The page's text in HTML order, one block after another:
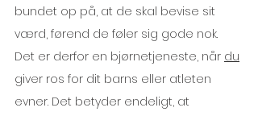
bundet op på, at de skal bevise sit
værd, førend de føler sig gode nok.
Det er derfor en bjørnetjeneste, når du
giver ros for dit barns eller atleten
evner. Det betyder endeligt, at